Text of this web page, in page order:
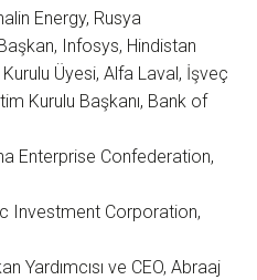
Energy, Rusya
Infosys, Hindistan
Üyesi, Alfa Laval, İşveç
Kurulu Başkanı, Bank of
Enterprise Confederation,
Investment Corporation,
Yardımcısı ve CEO, Abraaj